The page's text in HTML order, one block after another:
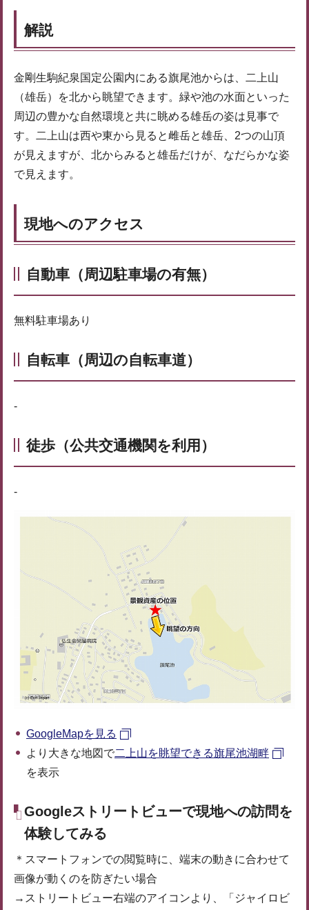
解説
金剛生駒紀泉国定公園内にある旗尾池からは、二上山
（雄岳）を北から眺望できます。緑や池の水面といった
周辺の豊かな自然環境と共に眺める雄岳の姿は見事で
す。二上山は西や東から見ると雌岳と雄岳、2つの山頂
が見えますが、北からみると雄岳だけが、なだらかな姿
で見えます。
現地へのアクセス
自動車（周辺駐車場の有無）
無料駐車場あり
自転車（周辺の自転車道）
-
徒歩（公共交通機関を利用）
-
GoogleMapを見る
より大きな地図で二上山を眺望できる旗尾池湖畔
を表示
Googleストリートビューで現地への訪問を
体験してみる
＊スマートフォンでの閲覧時に、端末の動きに合わせて
画像が動くのを防ぎたい場合
→ストリートビュー右端のアイコンより、「ジャイロビ